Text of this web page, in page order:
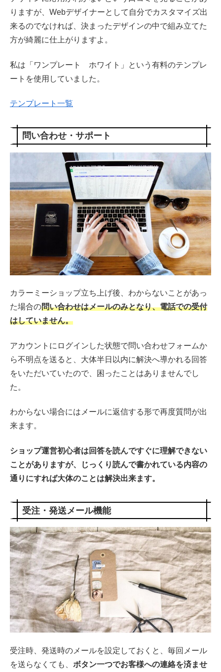
りますが、Webデザイナーとして自分でカスタマイズ出
来るのでなければ、決まったデザインの中で組み立てた
方が綺麗に仕上がりますよ。
私は「ワンプレート ホワイト」という有料のテンプレ
ートを使用していました。
テンプレート一覧
問い合わせ・サポート
カラーミーショップ立ち上げ後、わからないことがあっ
た場合の問い合わせはメールのみとなり、電話での受付
はしていません。
アカウントにログインした状態で問い合わせフォームか
ら不明点を送ると、大体半日以内に解決へ導かれる回答
をいただいていたので、困ったことはありませんでし
た。
わからない場合にはメールに返信する形で再度質問が出
来ます。
ショップ運営初心者は回答を読んですぐに理解できない
ことがありますが、じっくり読んで書かれている内容の
通りにすれば大体のことは解決出来ます。
受注・発送メール機能
受注時、発送時のメールを設定しておくと、毎回メール
を送らなくても、 ボタン一つでお客様への連絡を済ませ